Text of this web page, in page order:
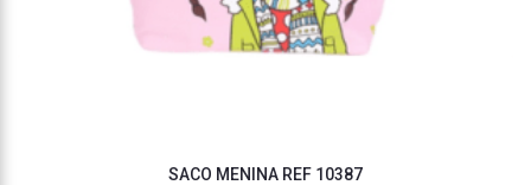
SACO MENINA REF 10387